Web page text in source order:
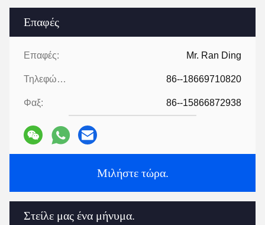
Επαφές
Επαφές: Mr. Ran Ding
Τηλεφώνημα: 86--18669710820
Φαξ: 86--15866872938
Μιλήστε τώρα.
Στείλε μας ένα μήνυμα.